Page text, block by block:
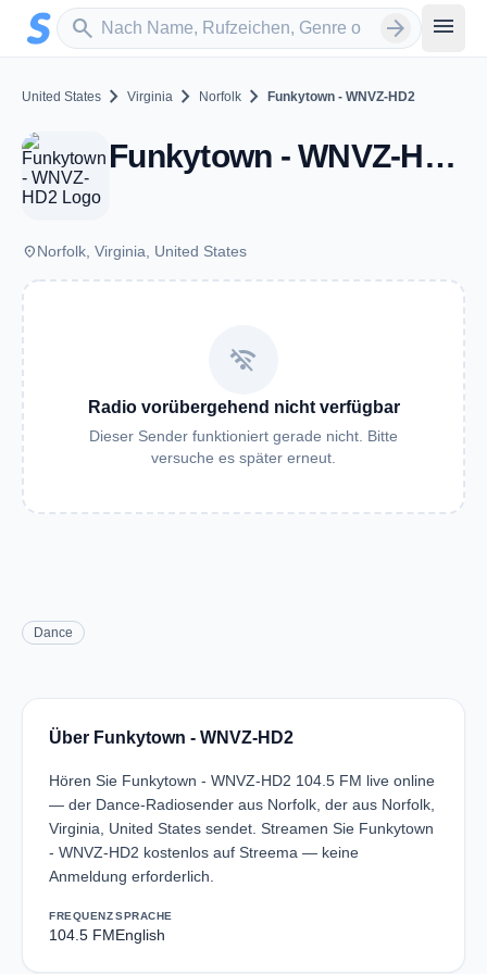
Zum Hauptinhalt springen
search
Sender suchen arrow_forward menu
United States chevron_right Virginia chevron_right Norfolk chevron_right Funkytown - WNVZ-HD2
Funkytown - WNVZ-HD2 - FM 104.5 - Norfolk, VA
placeNorfolk, Virginia, United States
wifi_off
Radio vorübergehend nicht verfügbar
Dieser Sender funktioniert gerade nicht. Bitte
versuche es später erneut.
Dance
Über Funkytown - WNVZ-HD2
Hören Sie Funkytown - WNVZ-HD2 104.5 FM live online
— der Dance-Radiosender aus Norfolk, der aus Norfolk,
Virginia, United States sendet. Streamen Sie Funkytown
- WNVZ-HD2 kostenlos auf Streema — keine
Anmeldung erforderlich.
FREQUENZ
104.5 FM
SPRACHE
English